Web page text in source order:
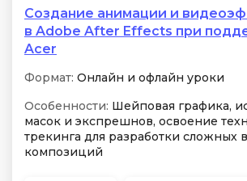
Создание анимации и
в Adobe After Effects при
Acer
Формат: Онлайн и офлайн уроки
Особенности: Шейповая графика,
масок и экспрешнов, освоение
трекинга для разработки сложных
композиций